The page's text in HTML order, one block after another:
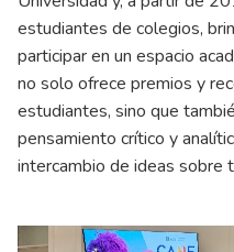
estudiantes de colegios,
participar en un espacio
no solo ofrece premios y
estudiantes, sino que
pensamiento crítico y
intercambio de ideas sobre